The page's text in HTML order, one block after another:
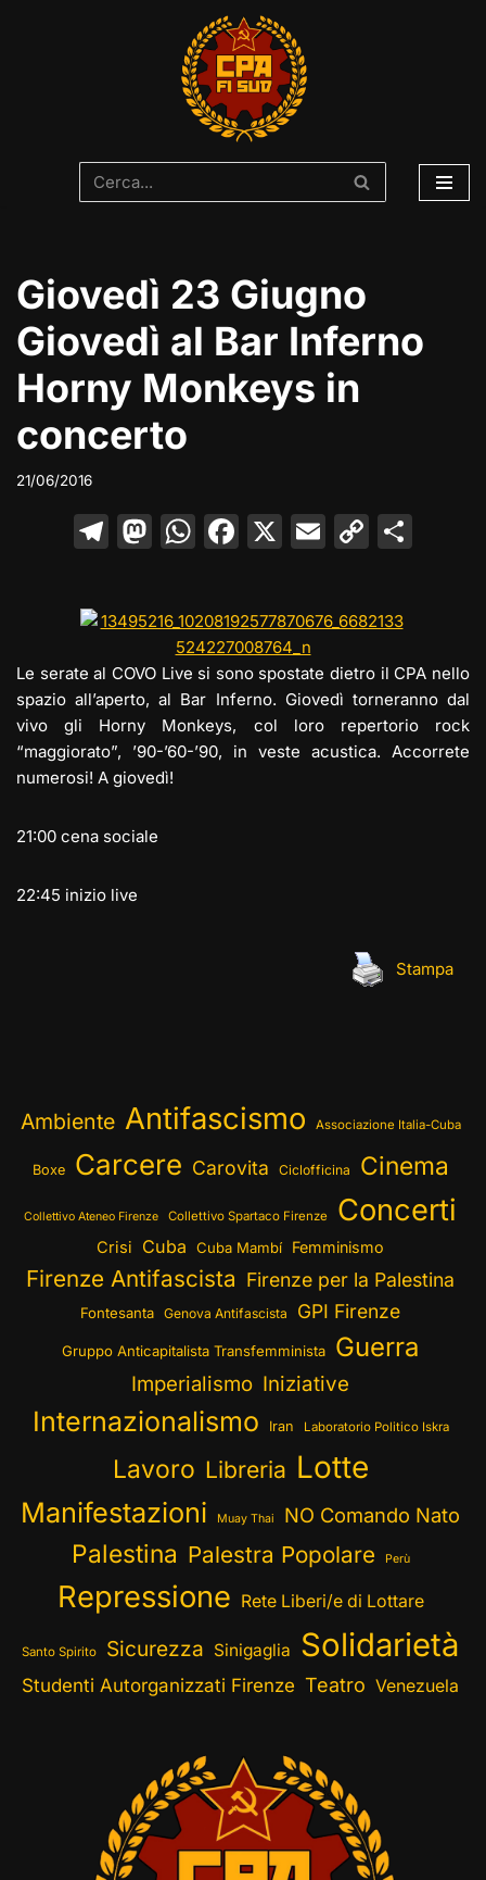
Giovedì 23 Giugno
Giovedì al Bar Inferno
Horny Monkeys in
concerto
21/06/2016
T
gr
a
m
M
o
d
o
n
W
s
A
p
p
F
e
b
o
o
X E
l
C
y
Li
n
k
vi
di
Le serate al COVO Live si sono spostate dietro il CPA nello
spazio all’aperto, al Bar Inferno. Giovedì torneranno dal
vivo gli Horny Monkeys, col loro repertorio rock
“maggiorato”, ’90-’60-’90, in veste acustica. Accorrete
numerosi! A giovedì!
21:00 cena sociale
22:45 inizio live
Stampa
Ambiente Antifascismo Associazione Italia-Cuba
Boxe Carcere Carovita Ciclofficina Cinema
Collettivo Ateneo Firenze Collettivo Spartaco Firenze Concerti
Crisi Cuba Cuba Mambí Femminismo
Firenze Antifascista Firenze per la Palestina
Fontesanta Genova Antifascista GPI Firenze
Gruppo Anticapitalista Transfemminista Guerra
Imperialismo Iniziative
Internazionalismo Iran Laboratorio Politico Iskra
Lavoro Libreria Lotte
Manifestazioni Muay Thai NO Comando Nato
Palestina Palestra Popolare Perù
Repressione Rete Liberi/e di Lottare
Santo Spirito Sicurezza Sinigaglia Solidarietà
Studenti Autorganizzati Firenze Teatro Venezuela